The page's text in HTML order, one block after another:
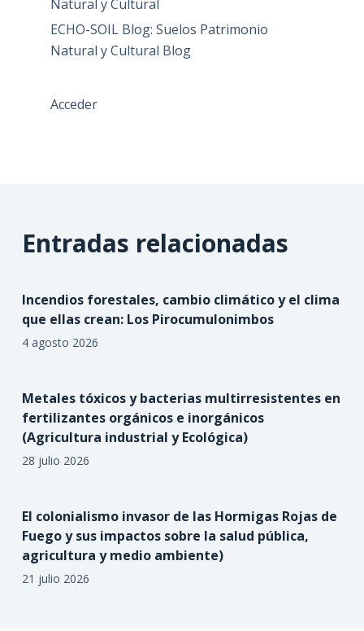
Natural y Cultural
ECHO-SOIL Blog: Suelos Patrimonio
Natural y Cultural Blog
Acceder
Entradas relacionadas
Incendios forestales, cambio climático y el clima
que ellas crean: Los Pirocumulonimbos
4 agosto 2026
Metales tóxicos y bacterias multirresistentes en
fertilizantes orgánicos e inorgánicos
(Agricultura industrial y Ecológica)
28 julio 2026
El colonialismo invasor de las Hormigas Rojas de
Fuego y sus impactos sobre la salud pública,
agricultura y medio ambiente)
21 julio 2026